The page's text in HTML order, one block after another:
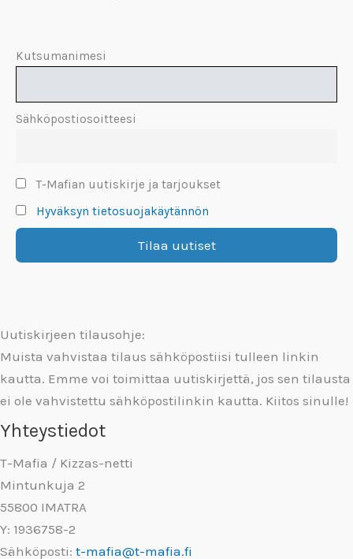
Kutsumanimesi
Sähköpostiosoitteesi
T-Mafian uutiskirje ja tarjoukset
Hyväksyn tietosuojakäytännön
Uutiskirjeen tilausohje:
Muista vahvistaa tilaus sähköpostiisi tulleen linkin
kautta. Emme voi toimittaa uutiskirjettä, jos sen tilausta
ei ole vahvistettu sähköpostilinkin kautta. Kiitos sinulle!
Yhteystiedot
T-Mafia / Kizzas-netti
Mintunkuja 2
55800 IMATRA
Y: 1936758-2
Sähköposti: t-mafia@t-mafia.fi